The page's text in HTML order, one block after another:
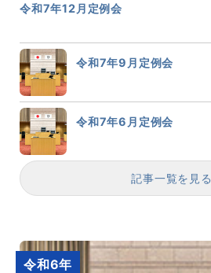
令和7年12月定例会
令和7年9月定例会
令和7年6月定例会
記事一覧を見る
令和6年